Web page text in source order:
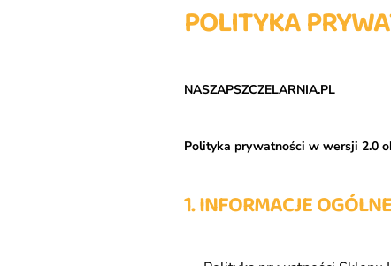
POLITYKA
NASZAPSZCZELARNIA.PL
Polityka prywatności w wersji 2.0
1. INFORMACJE OGÓLNE